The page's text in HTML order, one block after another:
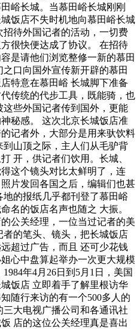
峪长城。当慕田峪长城刚刚
饭店不失时机地向慕田峪长城
待外国记者的活动，一切费
很快便达成了协议。 在招待
是请他们浏览整修一新的慕田
口向国外宣传新开辟的慕田
特意在慕田峪 长城脚下准备
传统的代步工具，既能骑，也
些外国记者传到国外，更能
秘感。 这次北京长城饭店准
记者外，大部分是用来驮饮料
山顶之际，主人们从毛驴背
开，供记者们饮用。长城、
这个镜头对比太鲜明了，连
片发回各国之后，编辑们也甚
的报纸几乎都刊登了慕田峪
名的饭店名声也随之 大振。
公关经理，一位当过记者的美
的笔头、镜头，把长城饭店
超过广告，而且 还可少花钱
心中盘算起举办一次更大规模
年4月26日到5月1日，美国
饭店 立即着手了解里根访华
随行来访的有一个500多人的
大电视广播公司和各通讯社
店的这位公关经理真是喜出